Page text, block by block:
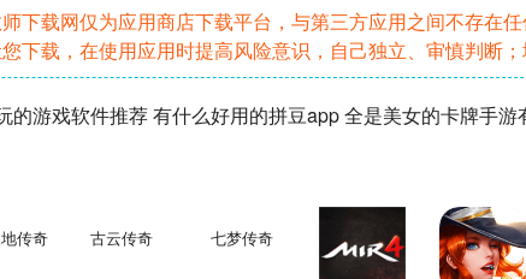
下载网仅为应用商店下载平台，与第三方应用之间不存在
下载，在使用应用时提高风险意识，自己独立、审慎判断
的游戏软件推荐有什么好用的拼豆app全是美女的卡牌手游
传奇 古云传奇 七梦传奇